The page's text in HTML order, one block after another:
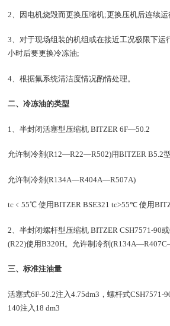
2、因电机烧毁而更换压缩机;更换压机后连续
3、对于现场组装的机组或在接近工况极限下运
小时后要更换冷冻油;
4、根据氟系统清洁度情况酌情处理。
二、冷冻油的类型
1、半封闭活塞型压缩机 BITZER 6F—50.2
允许制冷剂(R12—R22—R502)用BITZER B5.2
允许制冷剂(R134A—R404A—R507A)
tc﹤55℃ 使用BITZER BSE321 tc>55℃ 使用
2、半封闭螺杆型压缩机 BITZER CSH7571-90
(R22)使用B320H。允许制冷剂
三、标准注油量
活塞式6F-50.2注入4.75dm3，螺杆式CSH7571-
140注入18 dm3